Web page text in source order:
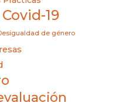
Covid-19
de género